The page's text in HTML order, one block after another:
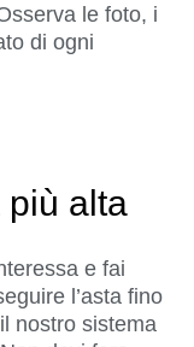
le foto, i
di ogni
più alta
e fai
l’asta fino
nostro sistema